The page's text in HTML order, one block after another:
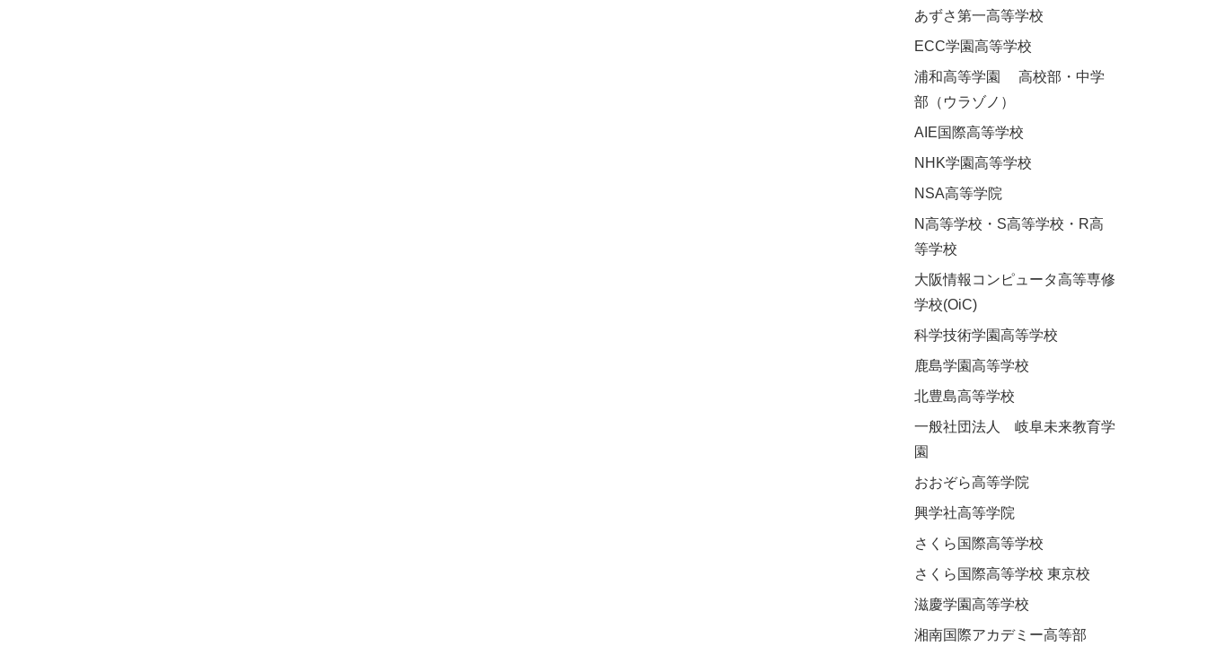
あずさ第一高等学校
ECC学園高等学校
浦和高等学園 高校部・中学
部（ウラゾノ）
AIE国際高等学校
NHK学園高等学校
NSA高等学院
N高等学校・S高等学校・R高
等学校
大阪情報コンピュータ高等専修
学校(OiC)
科学技術学園高等学校
鹿島学園高等学校
北豊島高等学校
一般社団法人 岐阜未来教育学
園
おおぞら高等学院
興学社高等学院
さくら国際高等学校
さくら国際高等学校 東京校
滋慶学園高等学校
湘南国際アカデミー高等部